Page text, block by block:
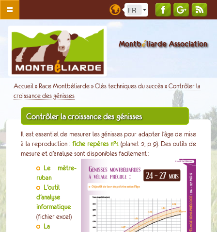
Montbéliarde Association
Accueil » Race Montbéliarde »Clés techniques du succès »Contrôler la
croissance des génisses
Contrôler la croissance des génisses
Il est essentiel de mesurer les génisses pour adapter l’âge de mise
à la reproduction : fiche repères n°1 (planet 2, p 9). Des outils de
mesure et d’analyse sont disponibles facilement :
Le mètre-
ruban
L’outil
d’analyse
informatique
(fichier excel)
La